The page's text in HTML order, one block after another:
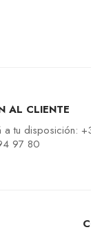
AL CLIENTE
a tu disposición:
97 80